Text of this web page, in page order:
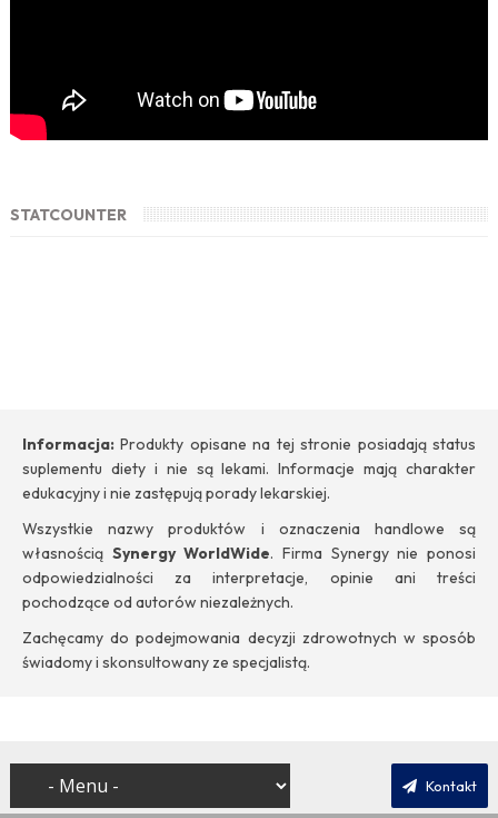
STATCOUNTER
Informacja: Produkty opisane na tej stronie posiadają status
suplementu diety i nie są lekami. Informacje mają charakter
edukacyjny i nie zastępują porady lekarskiej.
Wszystkie nazwy produktów i oznaczenia handlowe są
własnością Synergy WorldWide. Firma Synergy nie ponosi
odpowiedzialności za interpretacje, opinie ani treści
pochodzące od autorów niezależnych.
Zachęcamy do podejmowania decyzji zdrowotnych w sposób
świadomy i skonsultowany ze specjalistą.
Kontakt